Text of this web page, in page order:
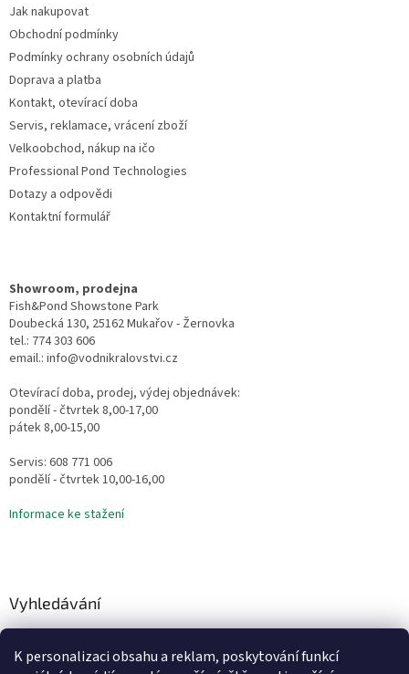
K personalizaci obsahu a reklam, poskytování funkcí
Jak nakupovat
Obchodní podmínky
Podmínky ochrany osobních údajů
Doprava a platba
Kontakt, otevírací doba
Servis, reklamace, vrácení zboží
Velkoobchod, nákup na ičo
Professional Pond Technologies
Dotazy a odpovědi
Kontaktní formulář
Showroom, prodejna
Fish&Pond Showstone Park
Doubecká 130, 25162 Mukařov - Žernovka
tel.: 774 303 606
email.: info@vodnikralovstvi.cz
Otevírací doba, prodej, výdej objednávek:
pondělí - čtvrtek 8,00-17,00
pátek 8,00-15,00
Servis: 608 771 006
pondělí - čtvrtek 10,00-16,00
Informace ke stažení
Vyhledávání
HLEDAT